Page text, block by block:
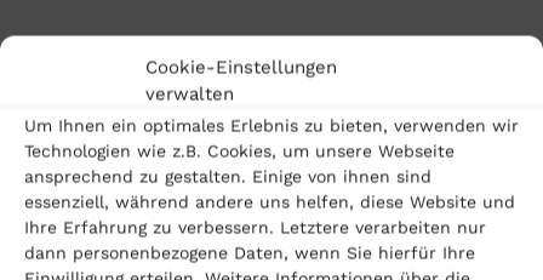
Cookie-Einstellungen
verwalten
Um Ihnen ein optimales Erlebnis zu bieten, verwenden wir
Technologien wie z.B. Cookies, um unsere Webseite
ansprechend zu gestalten. Einige von ihnen sind
essenziell, während andere uns helfen, diese Website und
Ihre Erfahrung zu verbessern. Letztere verarbeiten nur
dann personenbezogene Daten, wenn Sie hierfür Ihre
BK: Raum für Entwicklung
»Die Zeit zwischen dem ersten Staatsexamen und
dem Referendariat habe ich bei BK genutzt, um
meine Kenntnisse in ZPO zu vertiefen. Die Arbeit in
einer Legal-Tech-Kanzlei war dabei eine wertvolle